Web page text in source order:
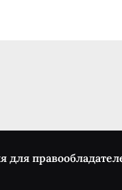
для